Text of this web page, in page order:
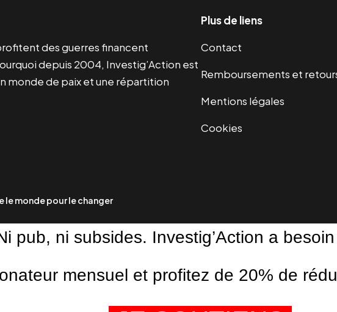
des guerres financent
depuis 2004, Investig’Action est
monde de paix et une répartition
Plus de liens
Contact
Remboursements et
Mentions légales
Cookies
le monde pour le changer
pub, ni subsides. Investig’Action a
mensuel et profitez de 20% de